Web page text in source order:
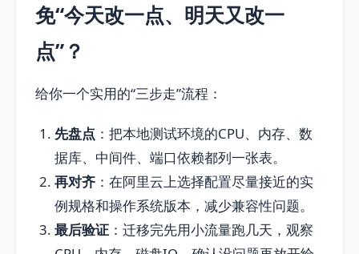
免“今天改一点、明天又改一
点”？
给你一个实用的“三步走”流程：
先盘点 ：把本地测试环境的CPU、内存、数
据库、中间件、端口依赖都列一张表。
再对齐 ：在阿里云上选择配置尽量接近的实
例规格和操作系统版本，减少兼容性问题。
最后验证 ：迁移完先用小流量跑几天，观察